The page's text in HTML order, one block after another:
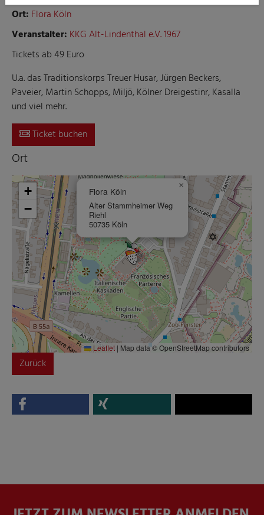
Ort: Flora Köln
Veranstalter: KKG Alt-Lindenthal e.V. 1967
Tickets ab 49 Euro
U.a. das Traditionskorps Treuer Husar, Jürgen Beckers,
Paveier, Martin Schopps, Miljö, Kölner Dreigestinr, Kasalla
und viel mehr.
Ticket buchen
Ort
Flora Köln
Alter Stammheimer Weg
Riehl
50735 Köln
×
+
−
Leaflet | Map data © OpenStreetMap contributors
Zurück